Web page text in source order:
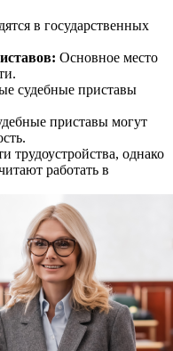
в государственных
: Основное место
судебные приставы
приставы могут
трудоустройства, однако
работать в